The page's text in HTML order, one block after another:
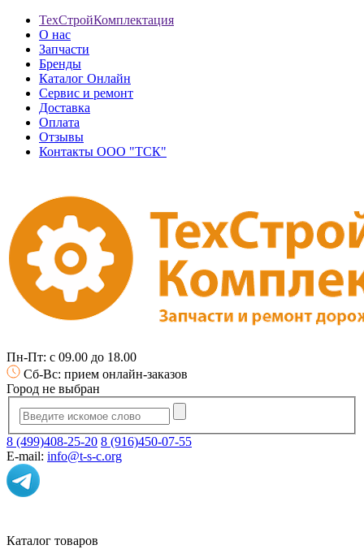
ТехСтройКомплектация
О нас
Запчасти
Бренды
Каталог Онлайн
Сервис и ремонт
Доставка
Оплата
Отзывы
Контакты ООО "ТСК"
Пн-Пт: с 09.00 до 18.00
Сб-Вс: прием онлайн-заказов
Город не выбран
8 (499)408-25-20 8 (916)450-07-55
E-mail: info@t-s-c.org
Каталог товаров